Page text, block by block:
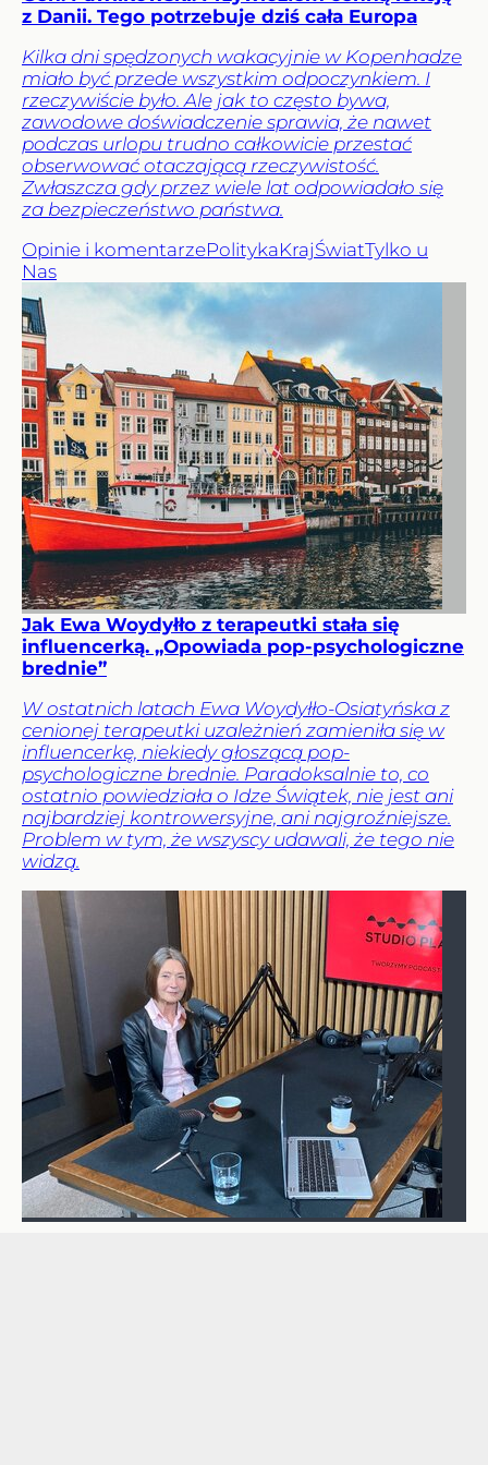
z Danii. Tego potrzebuje dziś cała Europa
Kilka dni spędzonych wakacyjnie w Kopenhadze
miało być przede wszystkim odpoczynkiem. I
rzeczywiście było. Ale jak to często bywa,
zawodowe doświadczenie sprawia, że nawet
podczas urlopu trudno całkowicie przestać
obserwować otaczającą rzeczywistość.
Zwłaszcza gdy przez wiele lat odpowiadało się
za bezpieczeństwo państwa.
Opinie i komentarzePolitykaKrajŚwiatTylko u
Nas
Jak Ewa Woydyłło z terapeutki stała się
influencerką. „Opowiada pop-psychologiczne
brednie”
W ostatnich latach Ewa Woydyłło-Osiatyńska z
cenionej terapeutki uzależnień zamieniła się w
influencerkę, niekiedy głoszącą pop-
psychologiczne brednie. Paradoksalnie to, co
ostatnio powiedziała o Idze Świątek, nie jest ani
najbardziej kontrowersyjne, ani najgroźniejsze.
Problem w tym, że wszyscy udawali, że tego nie
widzą.